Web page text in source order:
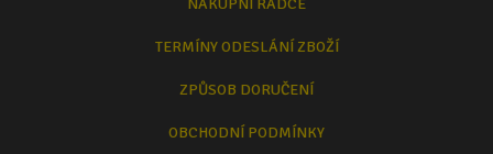
TERMÍNY ODESLÁNÍ ZBOŽÍ
ZPŮSOB DORUČENÍ
OBCHODNÍ PODMÍNKY